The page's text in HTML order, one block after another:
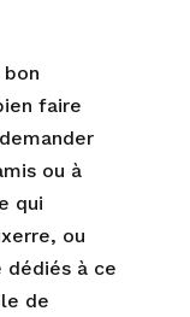
faire
ou à
qui
ou
dédiés à ce
de